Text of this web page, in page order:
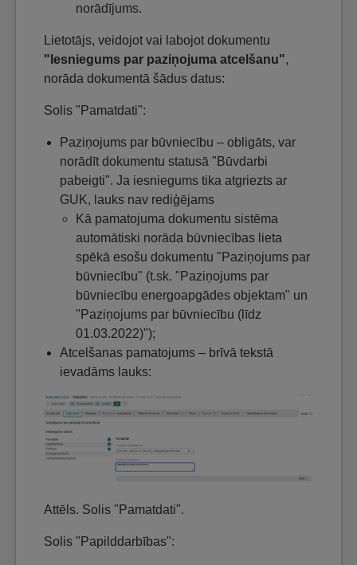
norādījums.
Lietotājs, veidojot vai labojot dokumentu
"Iesniegums par paziņojuma atcelšanu",
norāda dokumentā šādus datus:
Solis "Pamatdati":
Paziņojums par būvniecību – obligāts, var
norādīt dokumentu statusā "Būvdarbi
pabeigti". Ja iesniegums tika atgriezts ar
GUK, lauks nav rediģējams
Kā pamatojuma dokumentu sistēma
automātiski norāda būvniecības lieta
spēkā esošu dokumentu "Paziņojums par
būvniecību" (t.sk. "Paziņojums par
būvniecību energoapgādes objektam" un
"Paziņojums par būvniecību (līdz
01.03.2022)");
Atcelšanas pamatojums – brīvā tekstā
ievadāms lauks:
Attēls. Solis "Pamatdati".
Solis "Papilddarbības":